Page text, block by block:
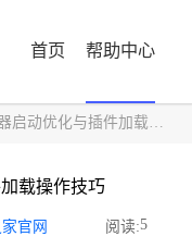
首页 帮助中心
动优化与插件加载操作技巧
载操作技巧
官网 阅读:5